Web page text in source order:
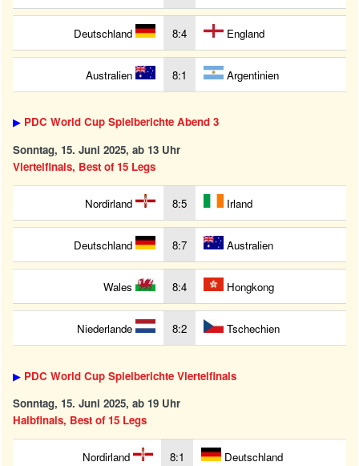
Deutschland 8:4 England
Australien 8:1 Argentinien
▶ PDC World Cup Spielberichte Abend 3
Sonntag, 15. Juni 2025, ab 13 Uhr
Viertelfinals, Best of 15 Legs
Nordirland 8:5 Irland
Deutschland 8:7 Australien
Wales 8:4 Hongkong
Niederlande 8:2 Tschechien
▶ PDC World Cup Spielberichte Viertelfinals
Sonntag, 15. Juni 2025, ab 19 Uhr
Halbfinals, Best of 15 Legs
Nordirland 8:1 Deutschland